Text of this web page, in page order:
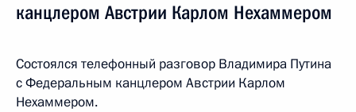
канцлером Австрии Карлом Нехаммером
Состоялся телефонный разговор Владимира Путина
с Федеральным канцлером Австрии Карлом
Нехаммером.